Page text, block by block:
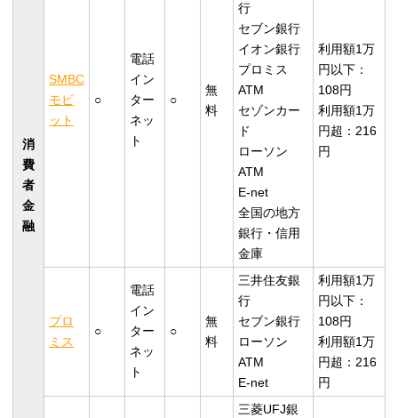
消
費
者
金
融
SMBC
モビ
ット
○
電話
イン
ター
ネッ
ト
○
無
料
行
セブン銀行
イオン銀行
プロミス
ATM
セゾンカー
ド
ローソン
ATM
E-net
全国の地方
銀行・信用
金庫
利用額1万
円以下：
108円
利用額1万
円超：216
円
プロ
ミス
○
電話
イン
ター
ネッ
ト
○
無
料
三井住友銀
行
セブン銀行
ローソン
ATM
E-net
利用額1万
円以下：
108円
利用額1万
円超：216
円
三菱UFJ銀